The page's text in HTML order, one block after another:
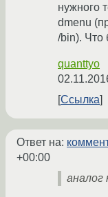
нужного
dmenu
/bin). Что
quanttyo
Ссылка
Ответ на:
+00:00
аналог